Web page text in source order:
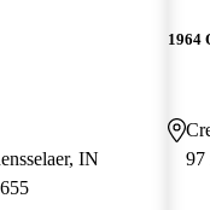
IN
1964
97